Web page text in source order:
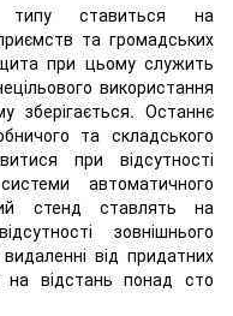
типу ставиться на
та громадських
при цьому служить
використання
Останнє
та складського
при відсутності
автоматичного
стенд ставлять на
зовнішнього
від придатних
відстань понад сто